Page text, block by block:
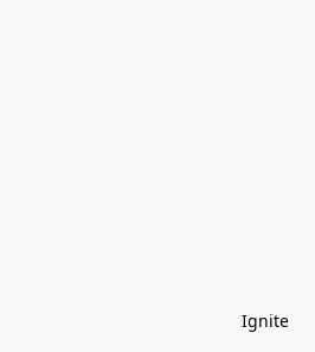
Ignite